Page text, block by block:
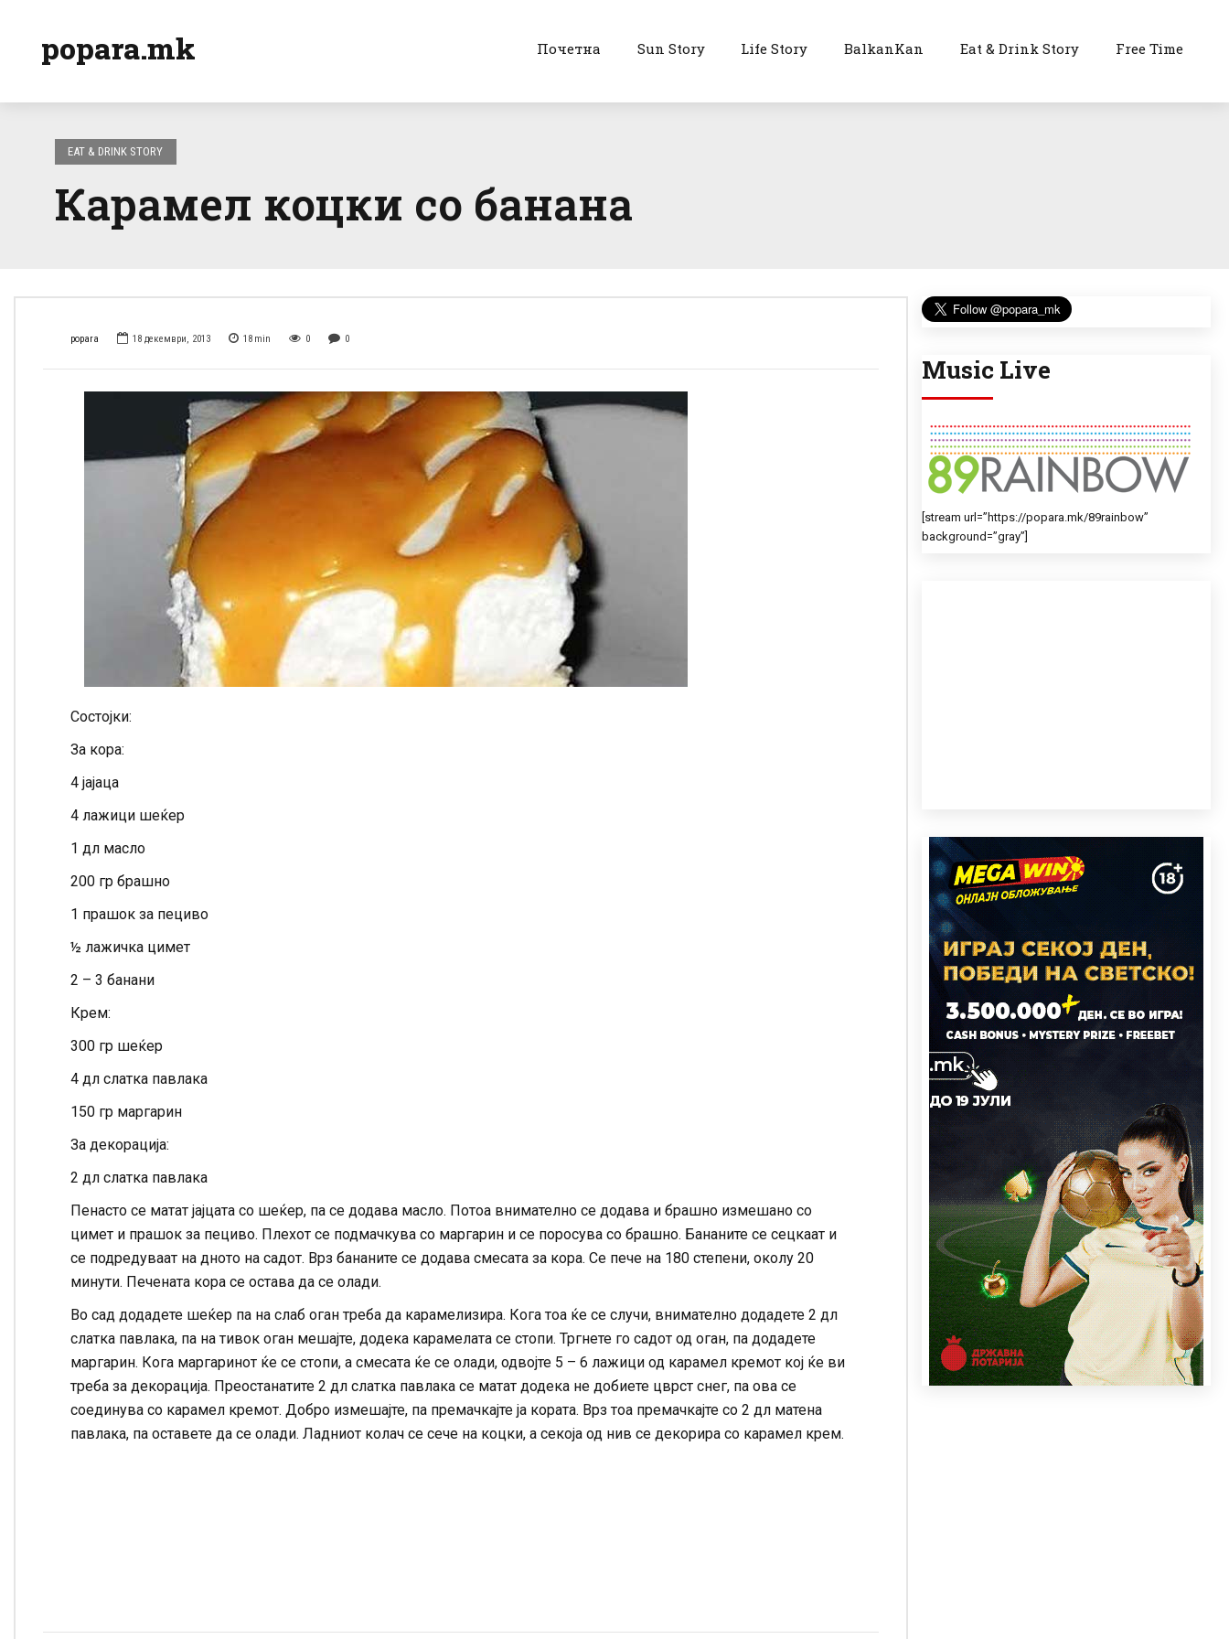
popara.mk Почетна Sun Story Life Story BalkanKan Eat & Drink Story Free Time
EAT & DRINK STORY
Карамел коцки со банана
popara 18 декември, 2013 18 min 0 0
Состојки:
За кора:
4 јајаца
4 лажици шеќер
1 дл масло
200 гр брашно
1 прашок за пециво
½ лажичка цимет
2 – 3 банани
Крем:
300 гр шеќер
4 дл слатка павлака
150 гр маргарин
За декорација:
2 дл слатка павлака
Пенасто се матат јајцата со шеќер, па се додава масло. Потоа внимателно се додава и брашно измешано со
цимет и прашок за пециво. Плехот се подмачкува со маргарин и се поросува со брашно. Бананите се сецкаат и
се подредуваат на дното на садот. Врз бананите се додава смесата за кора. Се пече на 180 степени, околу 20
минути. Печената кора се остава да се олади.
Во сад додадете шеќер па на слаб оган треба да карамелизира. Кога тоа ќе се случи, внимателно додадете 2 дл
слатка павлака, па на тивок оган мешајте, додека карамелата се стопи. Тргнете го садот од оган, па додадете
маргарин. Кога маргаринот ќе се стопи, а смесата ќе се олади, одвојте 5 – 6 лажици од карамел кремот кој ќе ви
треба за декорација. Преостанатите 2 дл слатка павлака се матат додека не добиете цврст снег, па ова се
соединува со карамел кремот. Добро измешајте, па премачкајте ја кората. Врз тоа премачкајте со 2 дл матена
павлака, па оставете да се олади. Ладниот колач се сече на коцки, а секоја од нив се декорира со карамел крем.
Music Live
[stream url=”https://popara.mk/89rainbow”
background=”gray”]